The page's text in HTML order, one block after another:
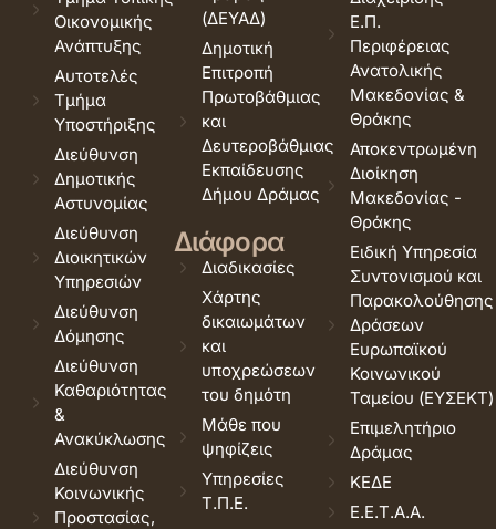
Οικονομικής
Ανάπτυξης
Αυτοτελές
Τμήμα
Υποστήριξης
Διεύθυνση
Δημοτικής
Αστυνομίας
Διεύθυνση
Διοικητικών
Υπηρεσιών
Διεύθυνση
Δόμησης
Διεύθυνση
Καθαριότητας
&
Ανακύκλωσης
Διεύθυνση
Κοινωνικής
Προστασίας,
(ΔΕΥΑΔ)
Δημοτική
Επιτροπή
Πρωτοβάθμιας
και
Δευτεροβάθμιας
Εκπαίδευσης
Δήμου Δράμας
Διάφορα
Διαδικασίες
Χάρτης
δικαιωμάτων
και
υποχρεώσεων
του δημότη
Μάθε που
ψηφίζεις
Υπηρεσίες
Τ.Π.Ε.
Ε.Π.
Περιφέρειας
Ανατολικής
Μακεδονίας &
Θράκης
Αποκεντρωμένη
Διοίκηση
Μακεδονίας -
Θράκης
Ειδική Υπηρεσία
Συντονισμού και
Παρακολούθησης
Δράσεων
Ευρωπαϊκού
Κοινωνικού
Ταμείου (ΕΥΣΕΚΤ)
Επιμελητήριο
Δράμας
ΚΕΔΕ
Ε.Ε.Τ.Α.Α.